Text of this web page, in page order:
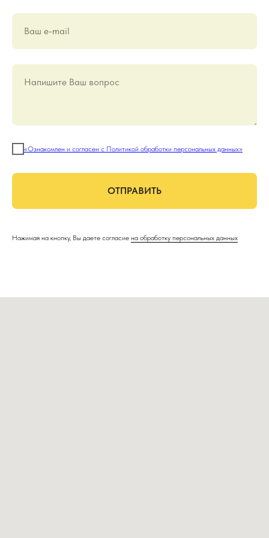
Ваш е-mail
Напишите Ваш вопрос
«Ознакомлен и согласен с Политикой обработки персональных данных»
ОТПРАВИТЬ
Нажимая на кнопку, Вы даете согласие на обработку персональных данных